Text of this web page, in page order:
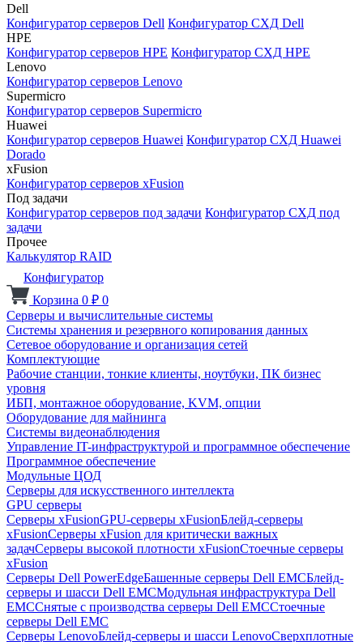
Dell
Конфигуратор серверов Dell Конфигуратор СХД Dell
HPE
Конфигуратор серверов HPE Конфигуратор СХД HPE
Lenovo
Конфигуратор серверов Lenovo
Supermicro
Конфигуратор серверов Supermicro
Huawei
Конфигуратор серверов Huawei Конфигуратор СХД Huawei
Dorado
xFusion
Конфигуратор серверов xFusion
Под задачи
Конфигуратор серверов под задачи Конфигуратор СХД под
задачи
Прочее
Калькулятор RAID
Конфигуратор
Корзина 0 ₽ 0
Серверы и вычислительные системы
Системы хранения и резервного копирования данных
Сетевое оборудование и организация сетей
Комплектующие
Рабочие станции, тонкие клиенты, ноутбуки, ПК бизнес
уровня
ИБП, монтажное оборудование, KVM, опции
Оборудование для майнинга
Системы видеонаблюдения
Управление IT-инфраструктурой и программное обеспечение
Программное обеспечение
Модульные ЦОД
Серверы для искусственного интеллекта
GPU серверы
Серверы xFusionGPU-серверы xFusionБлейд-серверы
xFusionСерверы xFusion для критически важных
задачСерверы высокой плотности xFusionСтоечные серверы
xFusion
Серверы Dell PowerEdgeБашенные серверы Dell EMCБлейд-
серверы и шасси Dell EMCМодульная инфраструктура Dell
EMCСнятые с производства серверы Dell EMCСтоечные
серверы Dell EMC
Серверы LenovoБлейд-серверы и шасси LenovoСверхплотные